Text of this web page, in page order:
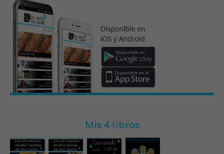
Mis 4 libros